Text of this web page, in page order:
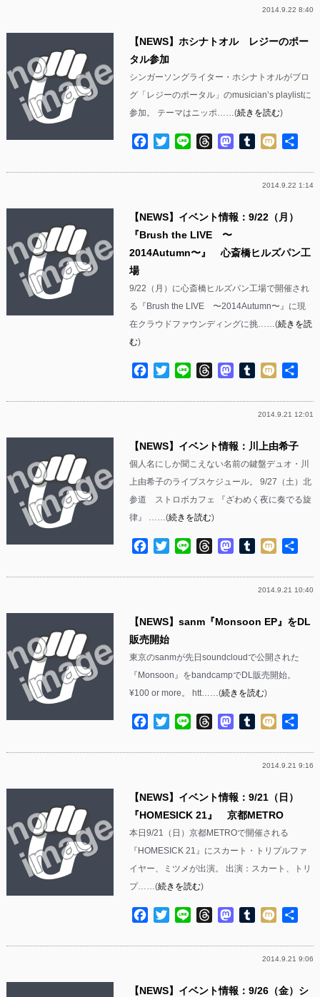
2014.9.22 8:40
【NEWS】ホシナトオル レジーのポー
タル参加
シンガーソングライター・ホシナトオルがブロ
グ「レジーのポータル」のmusician’s playlistに
参加。 テーマはニッポ……(続きを読む)
Facebook
TwitterLine ThreadsMastodon
Tumblr
Mixi
2014.9.22 1:14
【NEWS】イベント情報：9/22（月）
『Brush the LIVE 〜
2014Autumn〜』 心斎橋ヒルズパン工
場
9/22（月）に心斎橋ヒルズパン工場で開催され
る『Brush the LIVE 〜2014Autumn〜』に現
在クラウドファウンディングに挑……(続きを読
む)
Facebook
TwitterLine ThreadsMastodon
Tumblr
Mixi
2014.9.21 12:01
【NEWS】イベント情報：川上由希子
個人名にしか聞こえない名前の鍵盤デュオ・川
上由希子のライブスケジュール。 9/27（土）北
参道 ストロボカフェ 『ざわめく夜に奏でる旋
律』 ……(続きを読む)
Facebook
TwitterLine ThreadsMastodon
Tumblr
Mixi
2014.9.21 10:40
【NEWS】sanm『Monsoon EP』をDL
販売開始
東京のsanmが先日soundcloudで公開された
『Monsoon』をbandcampでDL販売開始。
¥100 or more。 htt……(続きを読む)
Facebook
TwitterLine ThreadsMastodon
Tumblr
Mixi
2014.9.21 9:16
【NEWS】イベント情報：9/21（日）
『HOMESICK 21』 京都METRO
本日9/21（日）京都METROで開催される
『HOMESICK 21』にスカート・トリプルファ
イヤー、ミツメが出演。 出演：スカート、トリ
プ……(続きを読む)
Facebook
TwitterLine ThreadsMastodon
Tumblr
Mixi
2014.9.21 9:06
【NEWS】イベント情報：9/26（金）シ